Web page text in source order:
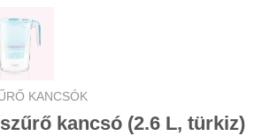
KANCSÓK
kancsó (2.6 L, türkiz)